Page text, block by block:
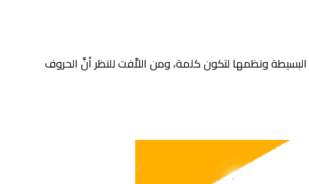
ونظمها لتكون كلمة، ومن اللاَّفت للنظر أنَّ الحروف